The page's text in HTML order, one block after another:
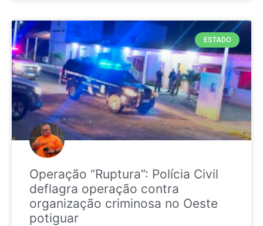
ESTADO
Operação “Ruptura”: Polícia Civil
deflagra operação contra
organização criminosa no Oeste
potiguar